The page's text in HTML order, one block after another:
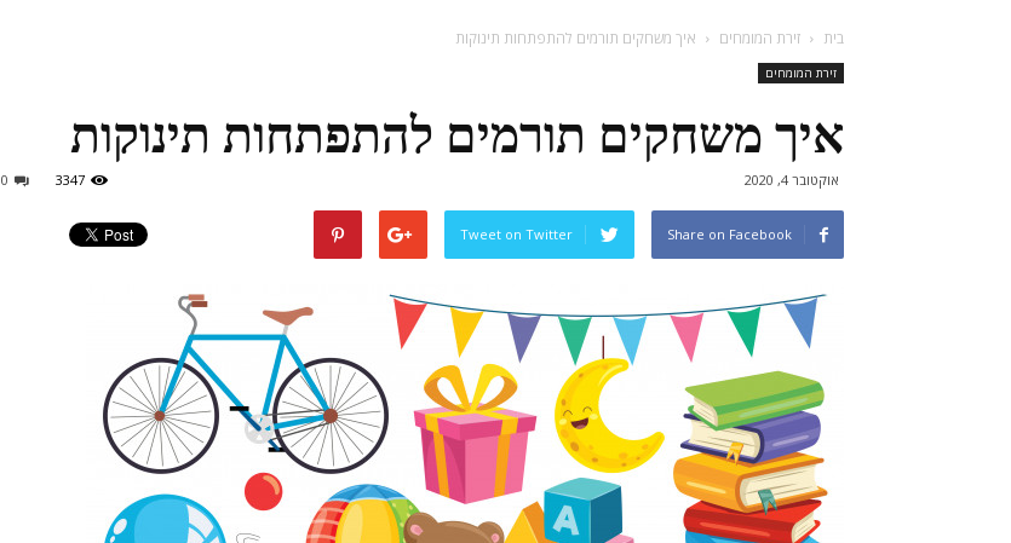
אמהות
בית זירת המומחים איך משחקים תורמים להתפתחות תינוקות
זירת המומחים
איך משחקים תורמים להתפתחות תינוקות
אוקטובר 4, 2020 0 3347
Share on Facebook
Tweet on Twitter